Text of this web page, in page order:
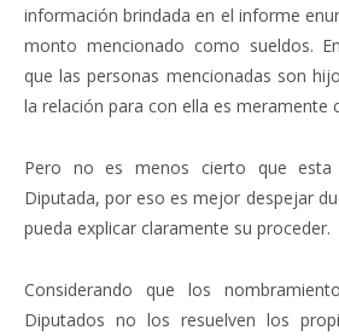
información brindada en el informe
monto mencionado como sueldos.
que las personas mencionadas son
la relación para con ella es meramente
Pero no es menos cierto que esta
Diputada, por eso es mejor despejar
pueda explicar claramente su proceder.
Considerando que los
Diputados no los resuelven los